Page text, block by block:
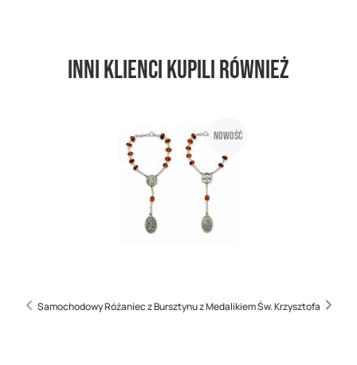
Inni klienci kupili również
Nowość
Samochodowy Różaniec z Bursztynu z Medalikiem Św. Krzysztofa